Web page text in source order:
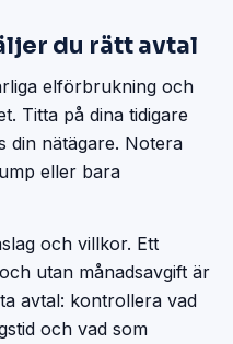
du rätt avtal
elförbrukning och
Titta på dina tidigare
din nätägare. Notera
eller bara
och villkor. Ett
utan månadsavgift är
avtal: kontrollera vad
och vad som